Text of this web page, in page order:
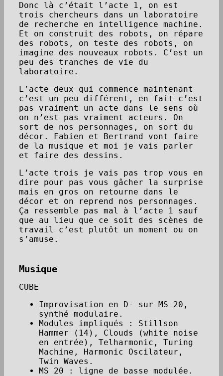
Donc là c’était l’acte 1, on est
trois chercheurs dans un laboratoire
de recherche en intelligence machine.
Et on construit des robots, on répare
des robots, on teste des robots, on
imagine des nouveaux robots. C’est un
peu des tranches de vie du
laboratoire.
L’acte deux qui commence maintenant
c’est un peu différent, en fait c’est
pas vraiment un acte dans le sens où
on n’est pas vraiment acteurs. On
sort de nos personnages, on sort du
décor. Fabien et Bertrand vont faire
de la musique et moi je vais parler
et faire des dessins.
L’acte trois je vais pas trop vous en
dire pour pas vous gâcher la surprise
mais en gros on retourne dans le
décor et on reprend nos personnages.
Ça ressemble pas mal à l’acte 1 sauf
que au lieu que ce soit des scènes de
travail c’est plutôt un moment ou on
s’amuse.
Musique
CUBE
Improvisation en D- sur MS 20,
synthé modulaire.
Modules impliqués : Stillson
Hammer (14), Clouds (white noise
en entrée), Telharmonic, Turing
Machine, Harmonic Oscilateur,
Twin Waves.
MS 20 : ligne de basse modulée.